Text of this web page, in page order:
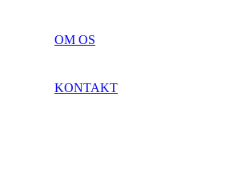
OM OS
KONTAKT